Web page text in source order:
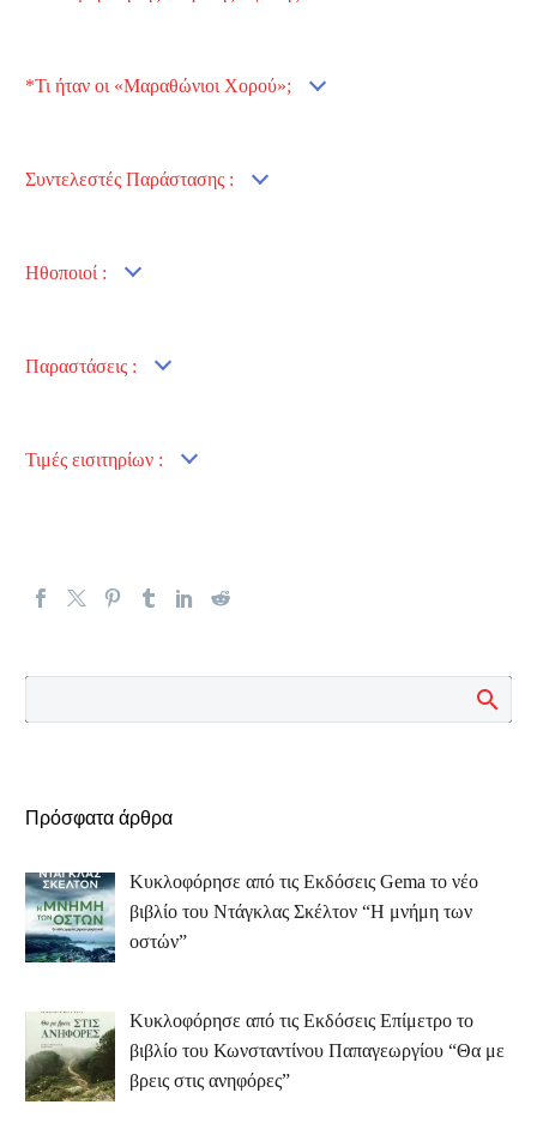
*Τι ήταν οι «Μαραθώνιοι Χορού»;
Συντελεστές Παράστασης :
Ηθοποιοί :
Παραστάσεις :
Τιμές εισιτηρίων :
Πρόσφατα άρθρα
Κυκλοφόρησε από τις Εκδόσεις Gema το νέο
βιβλίο του Ντάγκλας Σκέλτον “Η μνήμη των
οστών”
Κυκλοφόρησε από τις Εκδόσεις Επίμετρο το
βιβλίο του Κωνσταντίνου Παπαγεωργίου “Θα με
βρεις στις ανηφόρες”